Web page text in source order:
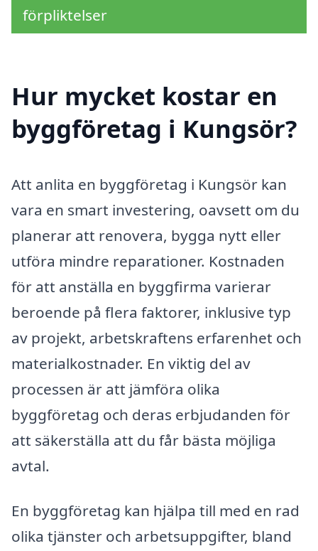
förpliktelser
Hur mycket kostar en
byggföretag i Kungsör?
Att anlita en byggföretag i Kungsör kan
vara en smart investering, oavsett om du
planerar att renovera, bygga nytt eller
utföra mindre reparationer. Kostnaden
för att anställa en byggfirma varierar
beroende på flera faktorer, inklusive typ
av projekt, arbetskraftens erfarenhet och
materialkostnader. En viktig del av
processen är att jämföra olika
byggföretag och deras erbjudanden för
att säkerställa att du får bästa möjliga
avtal.
En byggföretag kan hjälpa till med en rad
olika tjänster och arbetsuppgifter, bland